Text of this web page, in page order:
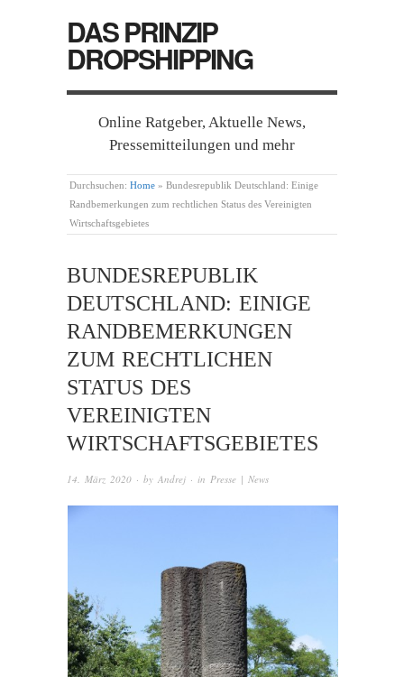
DAS PRINZIP
DROPSHIPPING
Online Ratgeber, Aktuelle News,
Pressemitteilungen und mehr
Durchsuchen: Home » Bundesrepublik Deutschland: Einige
Randbemerkungen zum rechtlichen Status des Vereinigten
Wirtschaftsgebietes
BUNDESREPUBLIK
DEUTSCHLAND: EINIGE
RANDBEMERKUNGEN
ZUM RECHTLICHEN
STATUS DES
VEREINIGTEN
WIRTSCHAFTSGEBIETES
14. März 2020 · by Andrej · in Presse | News